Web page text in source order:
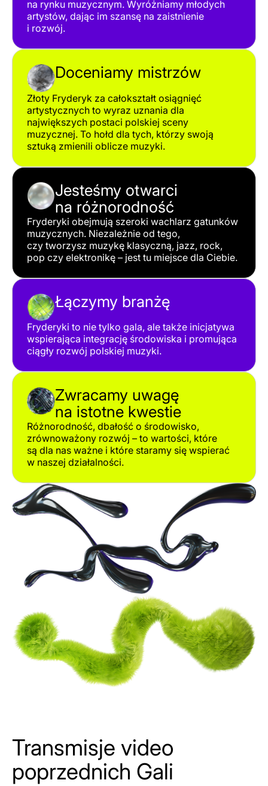
na rynku muzycznym. Wyróżniamy młodych
artystów, dając im szansę na zaistnienie
i rozwój.
Doceniamy mistrzów
Złoty Fryderyk za całokształt osiągnięć
artystycznych to wyraz uznania dla
największych postaci polskiej sceny
muzycznej. To hołd dla tych, którzy swoją
sztuką zmienili oblicze muzyki.
Jesteśmy otwarci
na różnorodność
Fryderyki obejmują szeroki wachlarz gatunków
muzycznych. Niezależnie od tego,
czy tworzysz muzykę klasyczną, jazz, rock,
pop czy elektronikę – jest tu miejsce dla Ciebie.
Łączymy branżę
Fryderyki to nie tylko gala, ale także inicjatywa
wspierająca integrację środowiska i promująca
ciągły rozwój polskiej muzyki.
Zwracamy uwagę
na istotne kwestie
Różnorodność, dbałość o środowisko,
zrównoważony rozwój – to wartości, które
są dla nas ważne i które staramy się wspierać
w naszej działalności.
Transmisje video
poprzednich Gali